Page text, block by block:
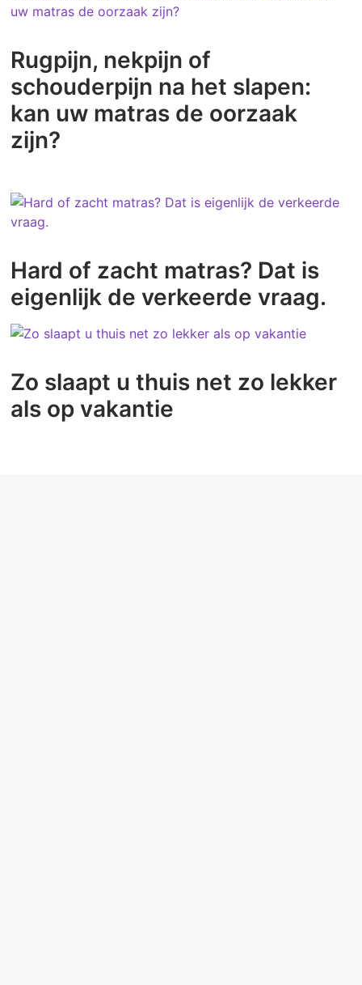
Rugpijn, nekpijn of
schouderpijn na het slapen:
kan uw matras de oorzaak
zijn?
Hard of zacht matras? Dat is
eigenlijk de verkeerde vraag.
Zo slaapt u thuis net zo lekker
als op vakantie